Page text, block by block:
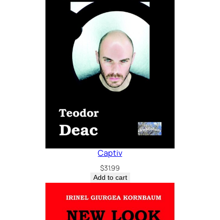
Captiv
$31.99
Add to cart